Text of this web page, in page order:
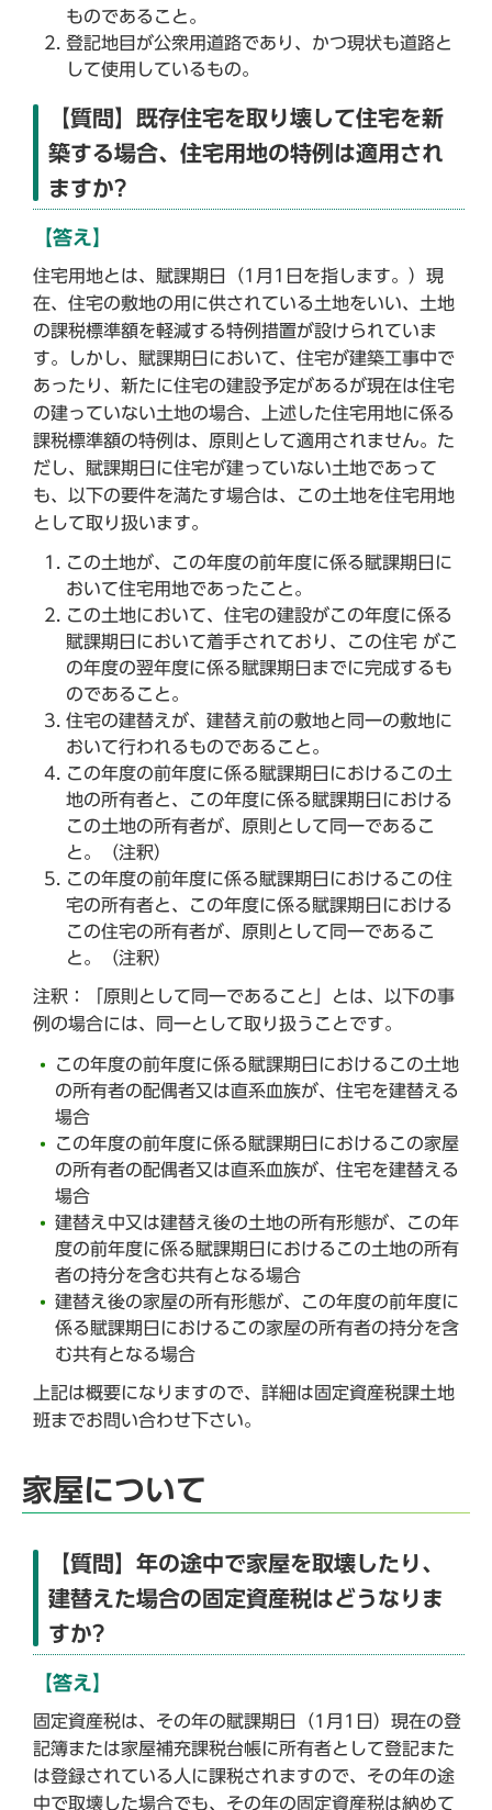
ものであること。
登記地目が公衆用道路であり、かつ現状も道路と
して使用しているもの。
【質問】既存住宅を取り壊して住宅を新
築する場合、住宅用地の特例は適用され
ますか?
【答え】
住宅用地とは、賦課期日（1月1日を指します。）現
在、住宅の敷地の用に供されている土地をいい、土地
の課税標準額を軽減する特例措置が設けられていま
す。しかし、賦課期日において、住宅が建築工事中で
あったり、新たに住宅の建設予定があるが現在は住宅
の建っていない土地の場合、上述した住宅用地に係る
課税標準額の特例は、原則として適用されません。た
だし、賦課期日に住宅が建っていない土地であって
も、以下の要件を満たす場合は、この土地を住宅用地
として取り扱います。
この土地が、この年度の前年度に係る賦課期日に
おいて住宅用地であったこと。
この土地において、住宅の建設がこの年度に係る
賦課期日において着手されており、この住宅 がこ
の年度の翌年度に係る賦課期日までに完成するも
のであること。
住宅の建替えが、建替え前の敷地と同一の敷地に
おいて行われるものであること。
この年度の前年度に係る賦課期日におけるこの土
地の所有者と、この年度に係る賦課期日における
この土地の所有者が、原則として同一であるこ
と。（注釈）
この年度の前年度に係る賦課期日におけるこの住
宅の所有者と、この年度に係る賦課期日における
この住宅の所有者が、原則として同一であるこ
と。（注釈）
注釈：「原則として同一であること」とは、以下の事
例の場合には、同一として取り扱うことです。
この年度の前年度に係る賦課期日におけるこの土地
の所有者の配偶者又は直系血族が、住宅を建替える
場合
この年度の前年度に係る賦課期日におけるこの家屋
の所有者の配偶者又は直系血族が、住宅を建替える
場合
建替え中又は建替え後の土地の所有形態が、この年
度の前年度に係る賦課期日におけるこの土地の所有
者の持分を含む共有となる場合
建替え後の家屋の所有形態が、この年度の前年度に
係る賦課期日におけるこの家屋の所有者の持分を含
む共有となる場合
上記は概要になりますので、詳細は固定資産税課土地
班までお問い合わせ下さい。
家屋について
【質問】年の途中で家屋を取壊したり、
建替えた場合の固定資産税はどうなりま
すか?
【答え】
固定資産税は、その年の賦課期日（1月1日）現在の登
記簿または家屋補充課税台帳に所有者として登記また
は登録されている人に課税されますので、その年の途
中で取壊した場合でも、その年の固定資産税は納めて